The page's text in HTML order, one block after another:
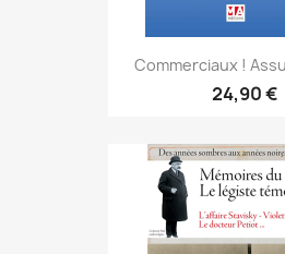
Commerciaux !
24,90 €